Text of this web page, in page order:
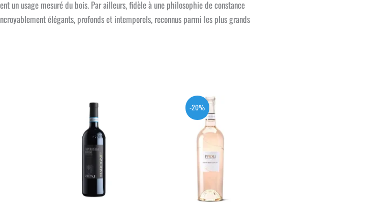
un usage mesuré du bois. Par ailleurs, fidèle à une philosophie de constance
élégants, profonds et intemporels, reconnus parmi les plus grands
-20%